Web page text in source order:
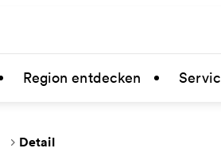
Region entdecken
Detail